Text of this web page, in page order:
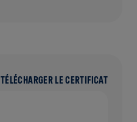
TÉLÉCHARGER LE CERTIFICAT